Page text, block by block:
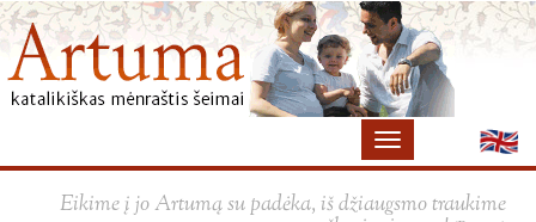
Eikime į jo Artumą su padėka, iš džiaugsmo traukime
×